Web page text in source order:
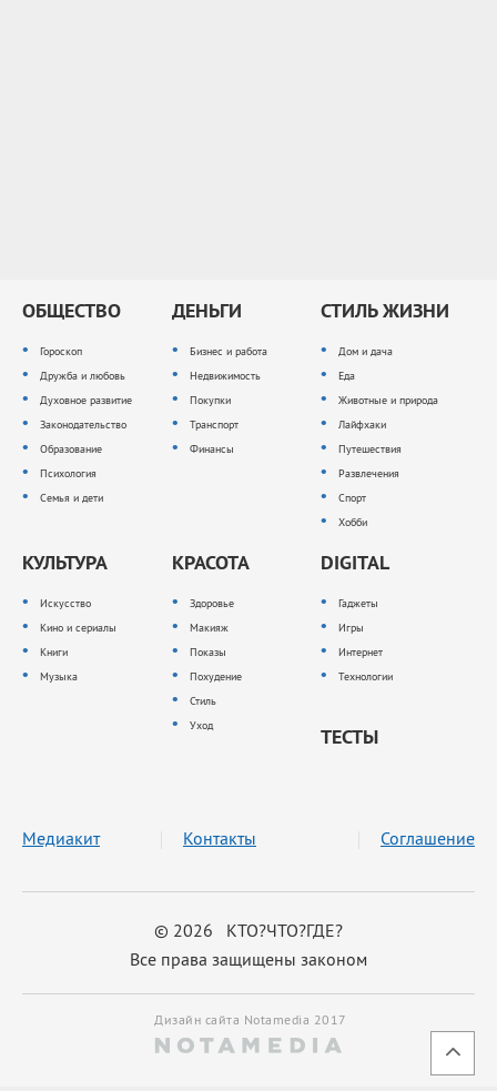
ОБЩЕСТВО
Гороскоп
Дружба и любовь
Духовное развитие
Законодательство
Образование
Психология
Семья и дети
ДЕНЬГИ
Бизнес и работа
Недвижимость
Покупки
Транспорт
Финансы
СТИЛЬ ЖИЗНИ
Дом и дача
Еда
Животные и природа
Лайфхаки
Путешествия
Развлечения
Спорт
Хобби
КУЛЬТУРА
Искусство
Кино и сериалы
Книги
Музыка
КРАСОТА
Здоровье
Макияж
Показы
Похудение
Стиль
Уход
DIGITAL
Гаджеты
Игры
Интернет
Технологии
ТЕСТЫ
© 2026 КТО?ЧТО?ГДЕ?
Все права защищены законом
Медиакит Контакты Соглашение
Дизайн сайта Notamedia 2017